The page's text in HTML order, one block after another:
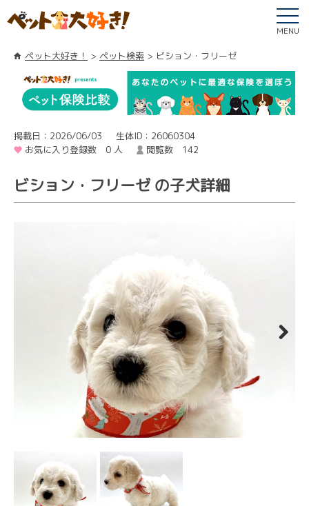
MENU
ペット大好き！ ペット検索 ビション・フリーゼ
掲載日：2026/06/03
生体ID：26060304
お気に入り登録数 0 人
閲覧数 142
ビション・フリーゼ の子犬詳細